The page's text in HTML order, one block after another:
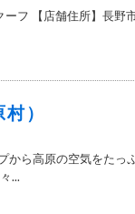
フ 【店舗住所】長野
）
から高原の空気をたっ
...